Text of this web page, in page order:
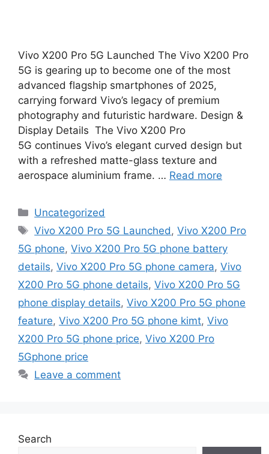
Vivo X200 Pro 5G Launched The Vivo X200 Pro
5G is gearing up to become one of the most
advanced flagship smartphones of 2025,
carrying forward Vivo’s legacy of premium
photography and futuristic hardware. Design &
Display Details The Vivo X200 Pro
5G continues Vivo’s elegant curved design but
with a refreshed matte-glass texture and
aerospace aluminium frame. … Read more
Categories
Uncategorized
Tags
Vivo X200 Pro 5G Launched,Vivo X200 Pro
5G phone, Vivo X200 Pro 5G phone battery
details, Vivo X200 Pro 5G phone camera, Vivo
X200 Pro 5G phone details, Vivo X200 Pro 5G
phone display details, Vivo X200 Pro 5G phone
feature, Vivo X200 Pro 5G phone kimt, Vivo
X200 Pro 5G phone price, Vivo X200 Pro
5Gphone price
Leave a comment
Search